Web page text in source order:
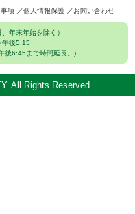
項 個人情報保護 お問い合わせ
年末年始を除く）
午後5:15
後6:45まで時間延長。)
All Rights Reserved.